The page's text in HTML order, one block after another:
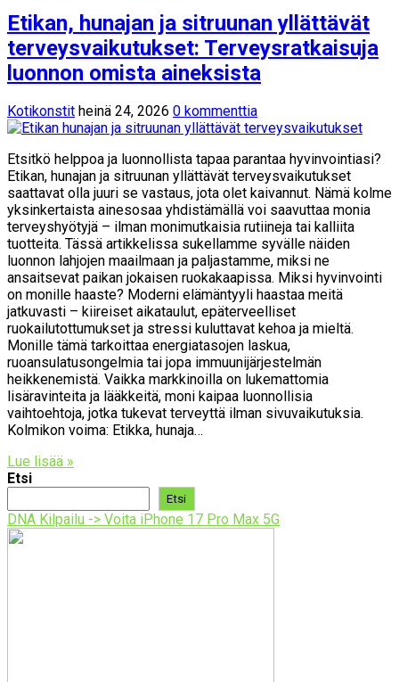
Etikan, hunajan ja sitruunan yllättävät
terveysvaikutukset: Terveysratkaisuja
luonnon omista aineksista
Kotikonstit heinä 24, 2026 0 kommenttia
Etsitkö helppoa ja luonnollista tapaa parantaa hyvinvointiasi?
Etikan, hunajan ja sitruunan yllättävät terveysvaikutukset
saattavat olla juuri se vastaus, jota olet kaivannut. Nämä kolme
yksinkertaista ainesosaa yhdistämällä voi saavuttaa monia
terveyshyötyjä – ilman monimutkaisia rutiineja tai kalliita
tuotteita. Tässä artikkelissa sukellamme syvälle näiden
luonnon lahjojen maailmaan ja paljastamme, miksi ne
ansaitsevat paikan jokaisen ruokakaapissa. Miksi hyvinvointi
on monille haaste? Moderni elämäntyyli haastaa meitä
jatkuvasti – kiireiset aikataulut, epäterveelliset
ruokailutottumukset ja stressi kuluttavat kehoa ja mieltä.
Monille tämä tarkoittaa energiatasojen laskua,
ruoansulatusongelmia tai jopa immuunijärjestelmän
heikkenemistä. Vaikka markkinoilla on lukemattomia
lisäravinteita ja lääkkeitä, moni kaipaa luonnollisia
vaihtoehtoja, jotka tukevat terveyttä ilman sivuvaikutuksia.
Kolmikon voima: Etikka, hunaja…
Lue lisää »
Etsi
Etsi
DNA Kilpailu -> Voita iPhone 17 Pro Max 5G